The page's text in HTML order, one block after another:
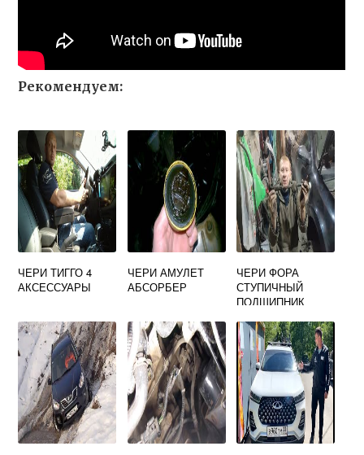
Рекомендуем:
ЧЕРИ ТИГГО 4
АКСЕССУАРЫ
ЧЕРИ АМУЛЕТ
АБСОРБЕР
ЧЕРИ ФОРА
СТУПИЧНЫЙ
ПОДШИПНИК